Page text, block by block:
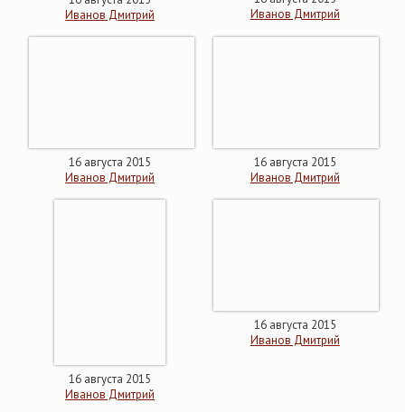
Иванов Дмитрий
Иванов Дмитрий
16 августа 2015
Иванов Дмитрий
16 августа 2015
Иванов Дмитрий
16 августа 2015
Иванов Дмитрий
16 августа 2015
Иванов Дмитрий